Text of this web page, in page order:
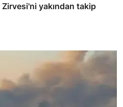
yakından takip